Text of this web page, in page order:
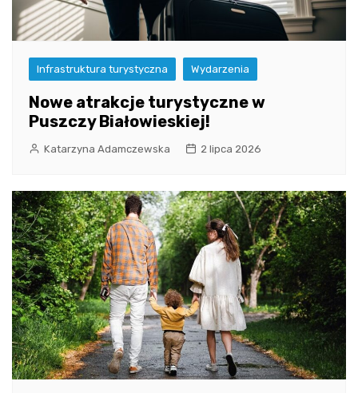
Infrastruktura turystyczna Wydarzenia
Nowe atrakcje turystyczne w
Puszczy Białowieskiej!
Katarzyna Adamczewska 2 lipca 2026